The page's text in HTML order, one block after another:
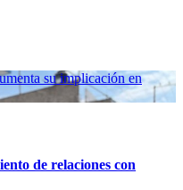
su implicación en
de relaciones con